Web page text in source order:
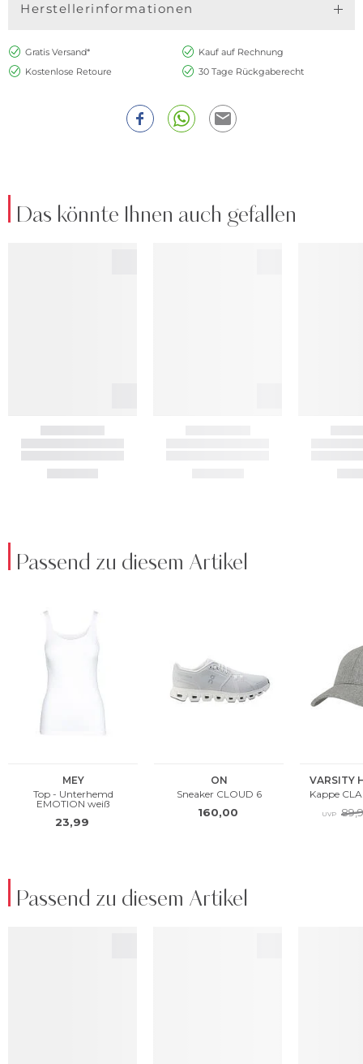
Herstellerinformationen
Gratis Versand*
Kauf auf Rechnung
Kostenlose Retoure
30 Tage Rückgaberecht
Das könnte Ihnen auch gefallen
Passend zu diesem Artikel
Passend zu diesem Artikel